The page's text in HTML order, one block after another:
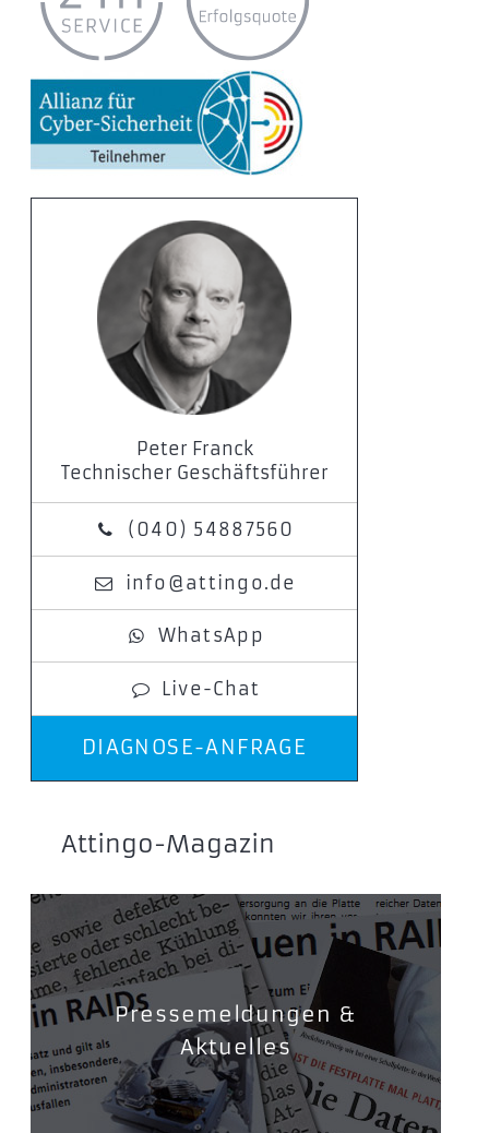
Peter Franck
Technischer Geschäftsführer
(040) 54887560
info@attingo.de
WhatsApp
Live-Chat
DIAGNOSE-ANFRAGE
Attingo-Magazin
Pressemeldungen &
Aktuelles